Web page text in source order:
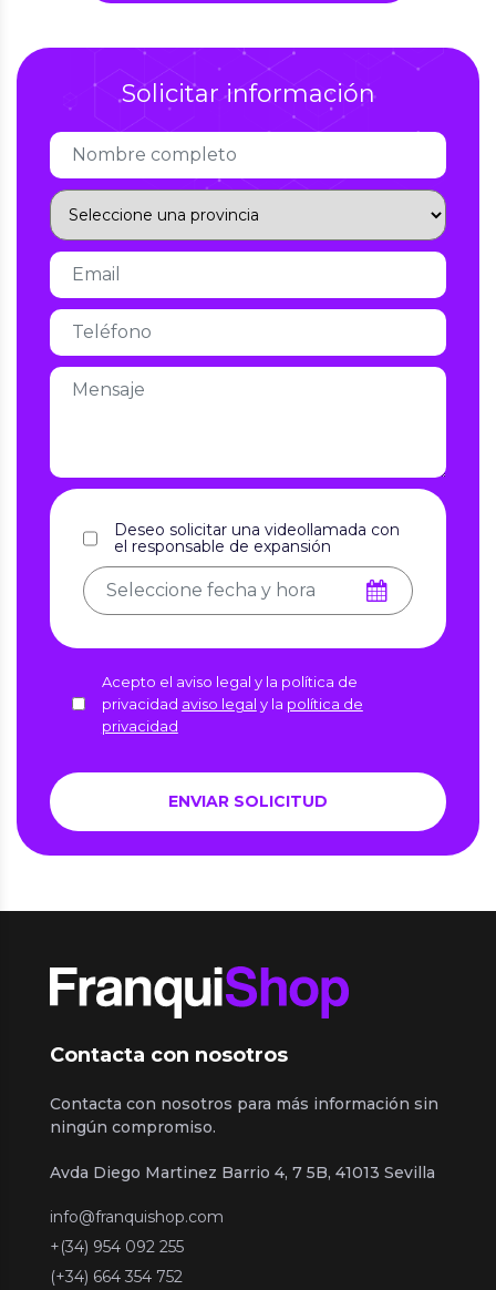
Solicitar información
Deseo solicitar una videollamada con
el responsable de expansión
Acepto el aviso legal y la política de
privacidad aviso legal y la política de
privacidad
Contacta con nosotros
Contacta con nosotros para más información sin
ningún compromiso.
Avda Diego Martinez Barrio 4, 7 5B, 41013 Sevilla
info@franquishop.com
+(34) 954 092 255
(+34) 664 354 752